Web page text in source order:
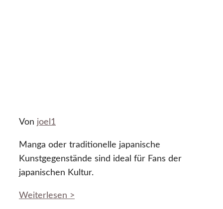
Von joel1
Manga oder traditionelle japanische
Kunstgegenstände sind ideal für Fans der
japanischen Kultur.
Weiterlesen >